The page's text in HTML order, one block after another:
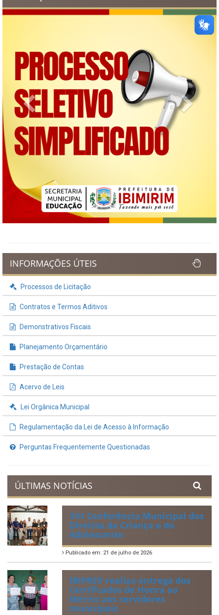
Previous Next
INFORMAÇÕES ÚTEIS
Processos de Licitação
Contratos e Termos Aditivos
Demonstrativos Fiscais
Planejamento Orçamentário
Prestação de Contas
Acervo de Leis
Lei Orgânica Municipal
Regulamentação da Lei de Acesso à Informação
Perguntas Frequentemente Questionadas
ÚLTIMAS NOTÍCIAS
VIII Conferência Municipal dos
Direitos da Criança e do
Adolescente
Publicado em: 21 de julho de 2026
IBIPREV realiza entrega dos
Certificados de Honra ao
Mérito aos servidores
municipais